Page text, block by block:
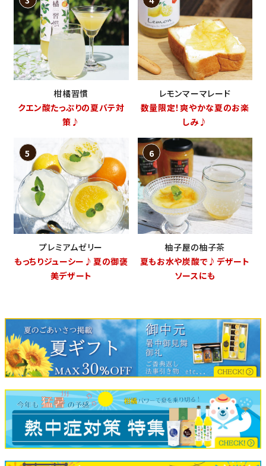
柑橘習慣
クエン酸たっぷりの夏バテ対
策♪
レモンマーマレード
数量限定！爽やかな夏のお楽
しみ♪
プレミアムゼリー
もっちりジューシー♪夏の御褒
美デザート
柚子屋の柚子茶
夏もお水や炭酸で♪デザート
ソースにも